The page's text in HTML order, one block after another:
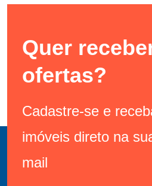
Quer
ofertas?
Cadastre-se e
imóveis direto na
mail